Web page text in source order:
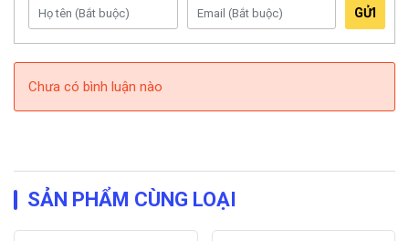
GỬI
Chưa có bình luận nào
SẢN PHẨM CÙNG LOẠI